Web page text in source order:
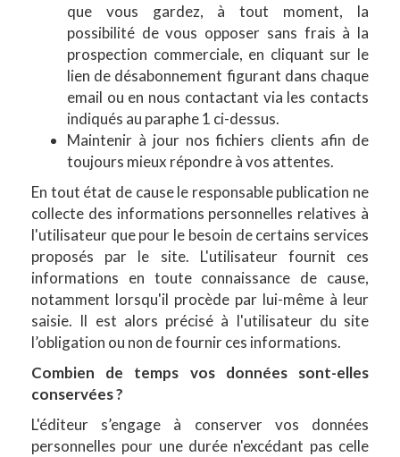
que vous gardez, à tout moment, la
possibilité de vous opposer sans frais à la
prospection commerciale, en cliquant sur le
lien de désabonnement figurant dans chaque
email ou en nous contactant via les contacts
indiqués au paraphe 1 ci-dessus.
Maintenir à jour nos fichiers clients afin de
toujours mieux répondre à vos attentes.
En tout état de cause le responsable publication ne
collecte des informations personnelles relatives à
l'utilisateur que pour le besoin de certains services
proposés par le site. L'utilisateur fournit ces
informations en toute connaissance de cause,
notamment lorsqu'il procède par lui-même à leur
saisie. Il est alors précisé à l'utilisateur du site
l’obligation ou non de fournir ces informations.
Combien de temps vos données sont-elles
conservées ?
L'éditeur s’engage à conserver vos données
personnelles pour une durée n'excédant pas celle